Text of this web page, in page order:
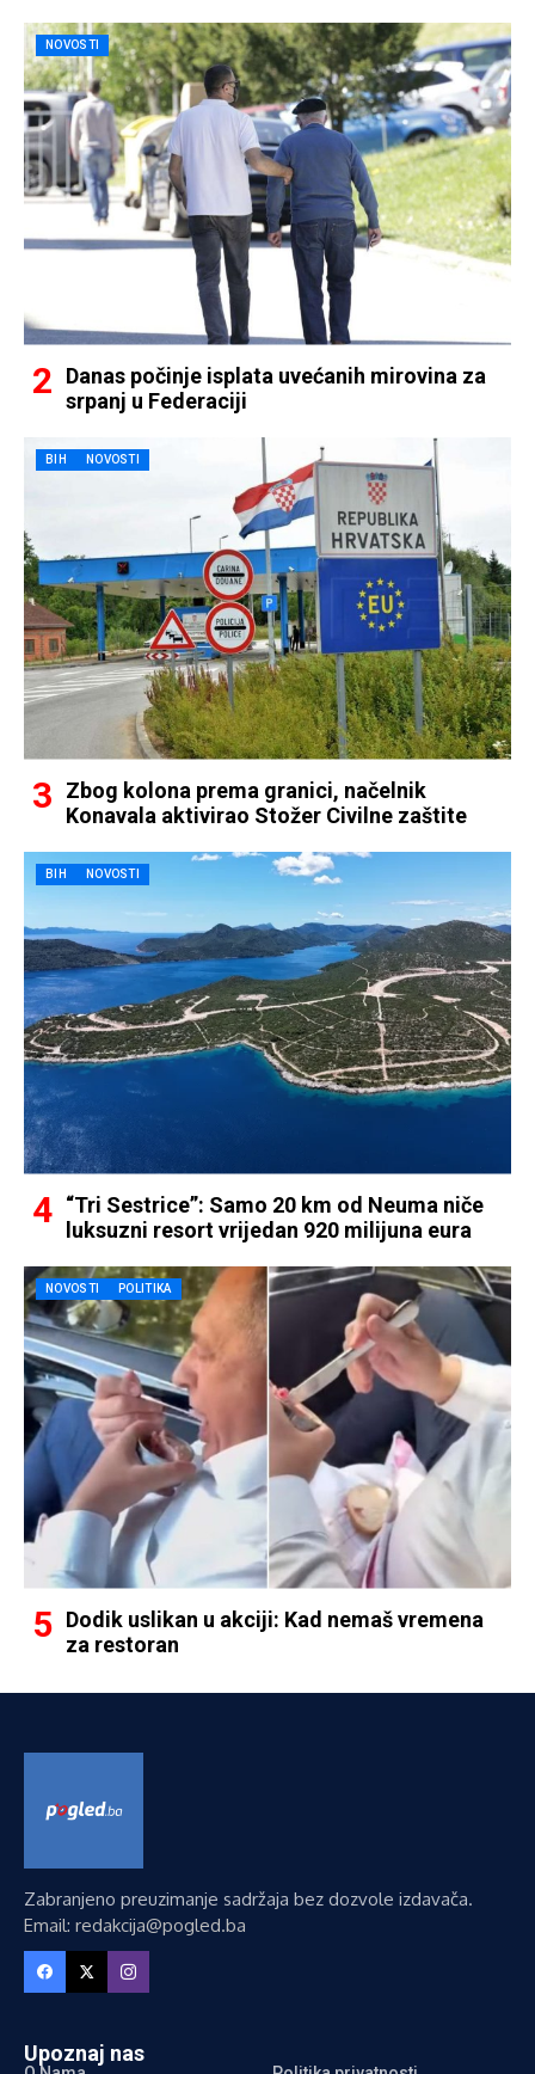
NOVOSTI
Danas počinje isplata uvećanih mirovina za
srpanj u Federaciji
BIH NOVOSTI
Zbog kolona prema granici, načelnik
Konavala aktivirao Stožer Civilne zaštite
BIH NOVOSTI
“Tri Sestrice”: Samo 20 km od Neuma niče
luksuzni resort vrijedan 920 milijuna eura
NOVOSTI POLITIKA
Dodik uslikan u akciji: Kad nemaš vremena
za restoran
Zabranjeno preuzimanje sadržaja bez dozvole izdavača.
Email: redakcija@pogled.ba
Upoznaj nas